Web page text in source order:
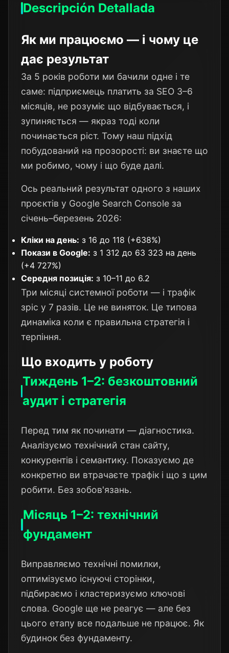
Descripción Detallada
Як ми працюємо — і чому це
дає результат
За 5 років роботи ми бачили одне і те
саме: підприємець платить за SEO 3–6
місяців, не розуміє що відбувається, і
зупиняється — якраз тоді коли
починається ріст. Тому наш підхід
побудований на прозорості: ви знаєте що
ми робимо, чому і що буде далі.
Ось реальний результат одного з наших
проєктів у Google Search Console за
січень–березень 2026:
Кліки на день: з 16 до 118 (+638%)
Покази в Google: з 1 312 до 63 323 на день
(+4 727%)
Середня позиція: з 10–11 до 6.2
Три місяці системної роботи — і трафік
зріс у 7 разів. Це не виняток. Це типова
динаміка коли є правильна стратегія і
терпіння.
Що входить у роботу
Тиждень 1–2: безкоштовний
аудит і стратегія
Перед тим як починати — діагностика.
Аналізуємо технічний стан сайту,
конкурентів і семантику. Показуємо де
конкретно ви втрачаєте трафік і що з цим
робити. Без зобов'язань.
Місяць 1–2: технічний
фундамент
Виправляємо технічні помилки,
оптимізуємо існуючі сторінки,
підбираємо і кластеризуємо ключові
слова. Google ще не реагує — але без
цього етапу все подальше не працює. Як
будинок без фундаменту.